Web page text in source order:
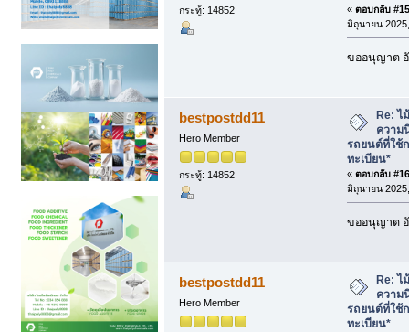
กระทู้: 14852 « ตอบกลับ
มิถุนายน
ขออนุญาต
bestpostdd11
Hero Member
กระทู้: 14852
Re:
ความ
รถยนต์ที่ใช้
ทะเบียน*
« ตอบกลับ
มิถุนายน
ขออนุญาต
bestpostdd11
Hero Member
Re:
ความ
รถยนต์ที่ใช้
ทะเบียน*